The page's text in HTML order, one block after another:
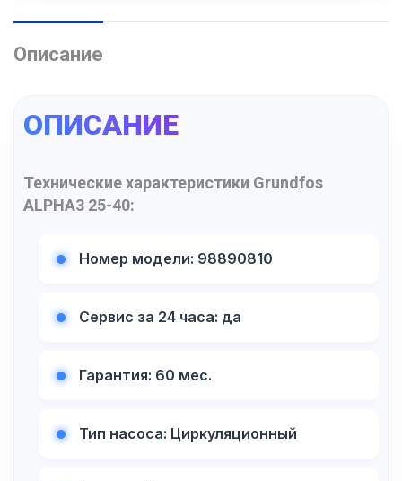
Описание
ОПИСАНИЕ
Технические характеристики Grundfos
ALPHA3 25-40:
Номер модели: 98890810
Сервис за 24 часа: да
Гарантия: 60 мес.
Тип насоса: Циркуляционный